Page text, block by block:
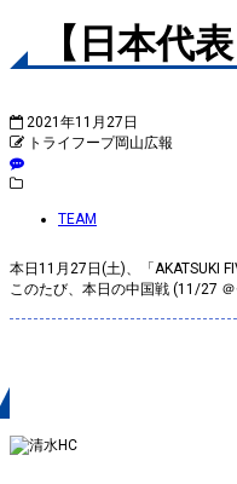
【日本代
2021年11月27日
トライフープ岡山広報
TEAM
本日11月27日(土)、「AKATSUKI
このたび、本日の中国戦 (11/27